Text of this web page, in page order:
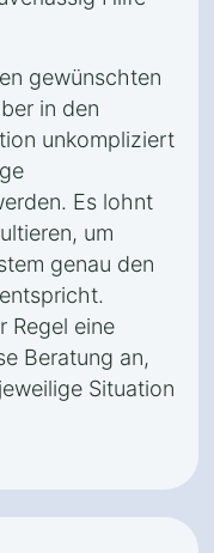
gewünschten
in den
unkompliziert
Es lohnt
um
genau den
Regel eine
Beratung an,
Situation